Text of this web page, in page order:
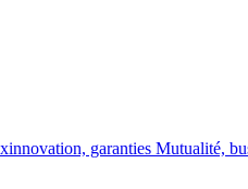
garanties Mutualité,